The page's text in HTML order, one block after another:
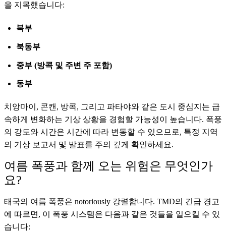
을 지목했습니다:
북부
북동부
중부 (방콕 및 주변 주 포함)
동부
치앙마이, 콘캔, 방콕, 그리고 파타야와 같은 도시 중심지는 급
속하게 변화하는 기상 상황을 경험할 가능성이 높습니다. 폭풍
의 강도와 시간은 시간에 따라 변동할 수 있으므로, 특정 지역
의 기상 보고서 및 발표를 주의 깊게 확인하세요.
여름 폭풍과 함께 오는 위험은 무엇인가
요?
태국의 여름 폭풍은 notoriously 강렬합니다. TMD의 긴급 경고
에 따르면, 이 폭풍 시스템은 다음과 같은 것들을 일으킬 수 있
습니다: